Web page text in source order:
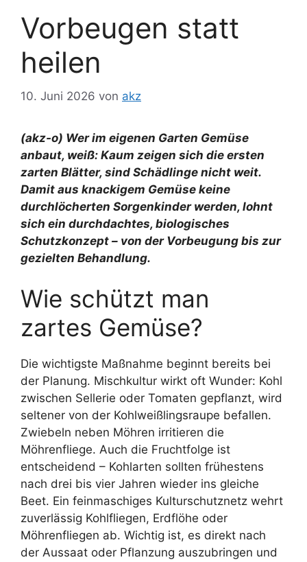
Vorbeugen statt
heilen
10. Juni 2026 von akz
(akz-o) Wer im eigenen Garten Gemüse
anbaut, weiß: Kaum zeigen sich die ersten
zarten Blätter, sind Schädlinge nicht weit.
Damit aus knackigem Gemüse keine
durchlöcherten Sorgenkinder werden, lohnt
sich ein durchdachtes, biologisches
Schutzkonzept – von der Vorbeugung bis zur
gezielten Behandlung.
Wie schützt man
zartes Gemüse?
Die wichtigste Maßnahme beginnt bereits bei
der Planung. Mischkultur wirkt oft Wunder: Kohl
zwischen Sellerie oder Tomaten gepflanzt, wird
seltener von der Kohlweißlingsraupe befallen.
Zwiebeln neben Möhren irritieren die
Möhrenfliege. Auch die Fruchtfolge ist
entscheidend – Kohlarten sollten frühestens
nach drei bis vier Jahren wieder ins gleiche
Beet. Ein feinmaschiges Kulturschutznetz wehrt
zuverlässig Kohlfliegen, Erdflöhe oder
Möhrenfliegen ab. Wichtig ist, es direkt nach
der Aussaat oder Pflanzung auszubringen und